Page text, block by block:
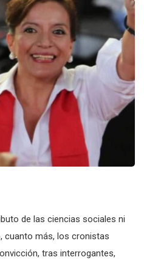
de las ciencias sociales ni
cuanto más, los cronistas
tras interrogantes,